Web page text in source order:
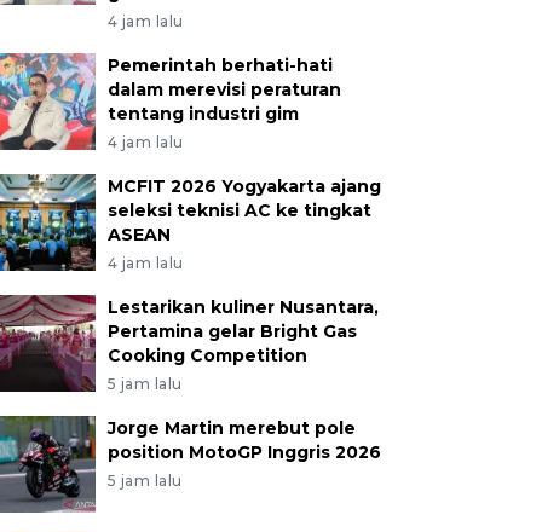
4 jam lalu
Pemerintah berhati-hati
dalam merevisi peraturan
tentang industri gim
4 jam lalu
MCFIT 2026 Yogyakarta ajang
seleksi teknisi AC ke tingkat
ASEAN
4 jam lalu
Lestarikan kuliner Nusantara,
Pertamina gelar Bright Gas
Cooking Competition
5 jam lalu
Jorge Martin merebut pole
position MotoGP Inggris 2026
5 jam lalu